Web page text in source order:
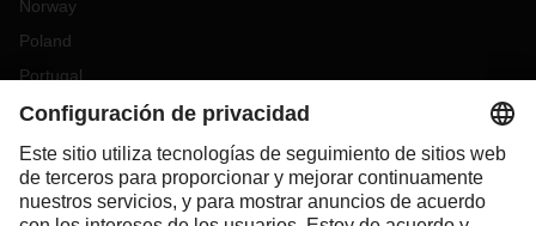
Norway
Poland
Portugal
Romania
Slovakia
Spain
Sweden